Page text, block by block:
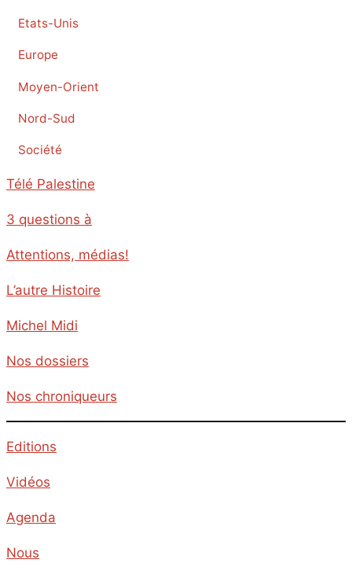
Etats-Unis
Europe
Moyen-Orient
Nord-Sud
Société
Télé Palestine
3 questions à
Attentions, médias!
L’autre Histoire
Michel Midi
Nos dossiers
Nos chroniqueurs
Editions
Vidéos
Agenda
Nous